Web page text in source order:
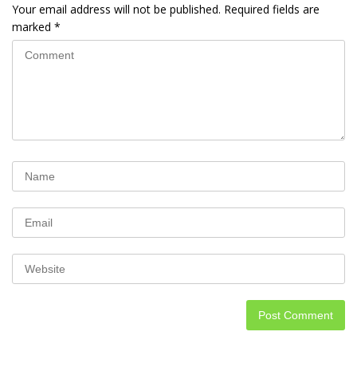
Your email address will not be published. Required fields are
marked *